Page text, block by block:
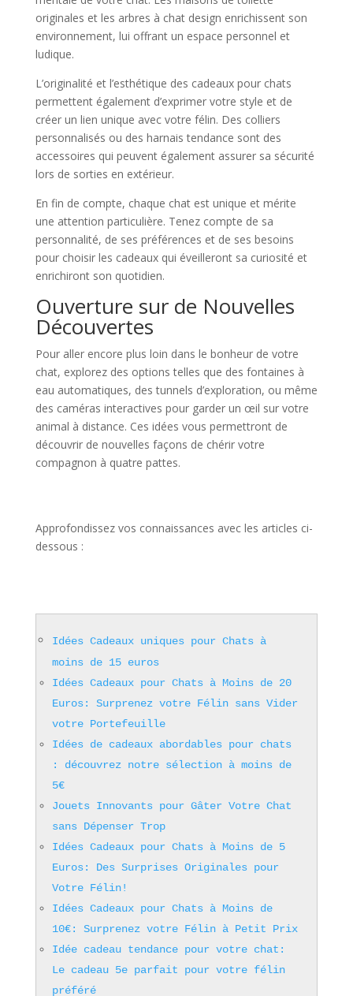
originales et les arbres à chat design enrichissent son
environnement, lui offrant un espace personnel et
ludique.
L’originalité et l’esthétique des cadeaux pour chats
permettent également d’exprimer votre style et de
créer un lien unique avec votre félin. Des colliers
personnalisés ou des harnais tendance sont des
accessoires qui peuvent également assurer sa sécurité
lors de sorties en extérieur.
En fin de compte, chaque chat est unique et mérite
une attention particulière. Tenez compte de sa
personnalité, de ses préférences et de ses besoins
pour choisir les cadeaux qui éveilleront sa curiosité et
enrichiront son quotidien.
Ouverture sur de Nouvelles
Découvertes
Pour aller encore plus loin dans le bonheur de votre
chat, explorez des options telles que des fontaines à
eau automatiques, des tunnels d’exploration, ou même
des caméras interactives pour garder un œil sur votre
animal à distance. Ces idées vous permettront de
découvrir de nouvelles façons de chérir votre
compagnon à quatre pattes.
Approfondissez vos connaissances avec les articles ci-
dessous :
Idées Cadeaux uniques pour Chats à
moins de 15 euros
Idées Cadeaux pour Chats à Moins de 20
Euros: Surprenez votre Félin sans Vider
votre Portefeuille
Idées de cadeaux abordables pour chats
: découvrez notre sélection à moins de
5€
Jouets Innovants pour Gâter Votre Chat
sans Dépenser Trop
Idées Cadeaux pour Chats à Moins de 5
Euros: Des Surprises Originales pour
Votre Félin!
Idées Cadeaux pour Chats à Moins de
10€: Surprenez votre Félin à Petit Prix
Idée cadeau tendance pour votre chat:
Le cadeau 5e parfait pour votre félin
préféré